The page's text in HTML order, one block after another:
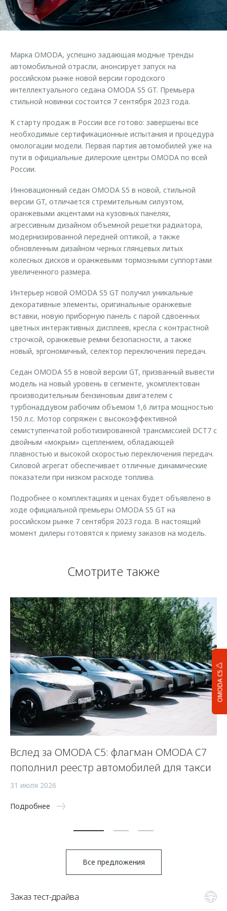
Страхование
Кредитный калькулятор
Одежда и сувениры
Оригинальные аксессуары
Запчасти
Калькулятор трейд-ин
Дополнительная техническая поддержка
Руководства по эксплуатации
O&J Автоклуб
Клуб владельцев OMODA
Приложение O&J
Одежда и сувениры
Оригинальные аксессуары
Запчасти
Обратная связь
OMODA C5
Марка OMODA, успешно задающая модные тренды
автомобильной отрасли, анонсирует запуск на
российском рынке новой версии городского
интеллектуального седана OMODA S5 GT. Премьера
стильной новинки состоится 7 сентября 2023 года.
К старту продаж в России все готово: завершены все
необходимые сертификационные испытания и процедура
омологации модели. Первая партия автомобилей уже на
пути в официальные дилерские центры OMODA по всей
России.
Инновационный седан OMODA S5 в новой, стильной
версии GT, отличается стремительным силуэтом,
оранжевыми акцентами на кузовных панелях,
агрессивным дизайном объемной решетки радиатора,
модернизированной передней оптикой, а также
обновленным дизайном черных глянцевых литых
колесных дисков и оранжевыми тормозными суппортами
увеличенного размера.
Интерьер новой OMODA S5 GT получил уникальные
декоративные элементы, оригинальные оранжевые
вставки, новую приборную панель с парой сдвоенных
цветных интерактивных дисплеев, кресла с контрастной
строчкой, оранжевые ремни безопасности, а также
новый, эргономичный, селектор переключения передач.
Седан OMODA S5 в новой версии GT, призванный вывести
модель на новый уровень в сегменте, укомплектован
производительным бензиновым двигателем с
турбонаддувом рабочим объемом 1,6 литра мощностью
150 л.с. Мотор сопряжен с высокоэффективной
семиступенчатой роботизированной трансмиссией DCT7 с
двойным «мокрым» сцеплением, обладающей
плавностью и высокой скоростью переключения передач.
Силовой агрегат обеспечивает отличные динамические
показатели при низком расходе топлива.
Подробнее о комплектациях и ценах будет объявлено в
ходе официальной премьеры OMODA S5 GT на
российском рынке 7 сентября 2023 года. В настоящий
момент дилеры готовятся к приему заказов на модель.
Смотрите также
Вслед за OMODA C5: флагман OMODA C7
пополнил реестр автомобилей для такси
31 июля 2026
Подробнее
Все предложения
Заказ тест-драйва